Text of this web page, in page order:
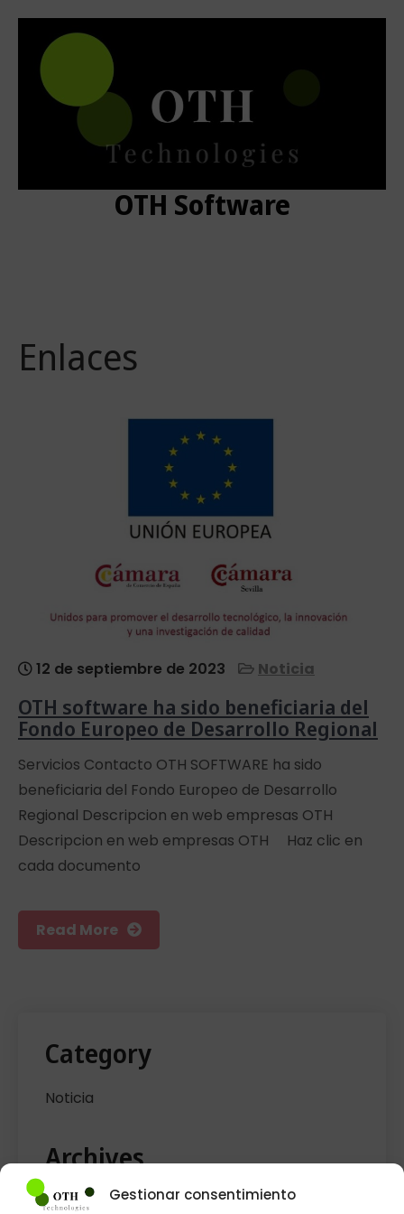
Gestionar consentimiento
content
OTH Software
Enlaces
12 de septiembre de 2023 Noticia
OTH software ha sido beneficiaria del
Fondo Europeo de Desarrollo Regional
Servicios Contacto OTH SOFTWARE ha sido
beneficiaria del Fondo Europeo de Desarrollo
Regional Descripcion en web empresas OTH
Descripcion en web empresas OTH Haz clic en
cada documento
Read More
Category
Noticia
Archives
septiembre 2023